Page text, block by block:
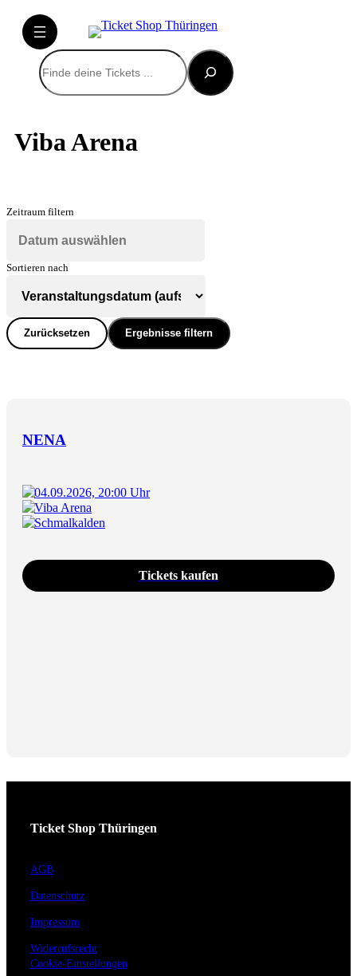
Suchen
Viba Arena
Zeitraum filtern
Sortieren nach
Zurücksetzen Ergebnisse filtern
NENA
04.09.2026, 20:00 Uhr
Viba Arena
Schmalkalden
Tickets kaufen
Ticket Shop Thüringen
AGB
Datenschutz
Impressum
Widerrufsrecht
Cookie-Einstellungen